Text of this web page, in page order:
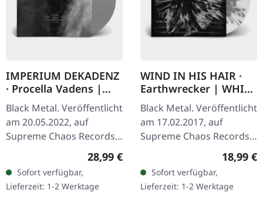
IMPERIUM DEKADENZ
· Procella Vadens |
SILVER 2LP
Black Metal. Veröffentlicht
am 20.05.2022, auf
Supreme Chaos Records.
Letzte Exemplare! #4-10
Silbernes Doppel-Vinyl im
Gatefold-Cover mit
bedrucktem…
Regulärer Preis:
28,99 €
Sofort verfügbar,
Lieferzeit: 1-2 Werktage
WIND IN HIS HAIR ·
Earthwrecker | WHITE
SPLATTER LP
Black Metal. Veröffentlicht
am 17.02.2017, auf
Supreme Chaos Records.
Weißes Vinyl mit grauen
Splattern im Standard-
Cover, kommt mit Insert.…
18,99 €
Sofort verfügbar,
Lieferzeit: 1-2 Werktage